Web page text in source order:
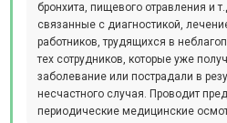
бронхита, пищевого отравления и
связанные с диагностикой,
работников, трудящихся в
тех сотрудников, которые уже
заболевание или пострадали в
несчастного случая. Проводит
периодические медицинские